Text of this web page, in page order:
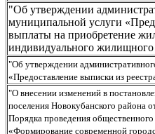
"Об утверждении
муниципальной услуги
выплаты на приобретение
индивидуального жилищного
"Об утверждении
«Предоставление выписки из
"О внесении изменений в
поселения Новокубанского
Порядка проведения
«Формирование современной